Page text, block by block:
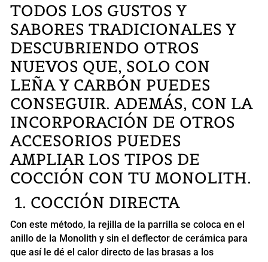
TODOS LOS GUSTOS Y
SABORES TRADICIONALES Y
DESCUBRIENDO OTROS
NUEVOS QUE, SOLO CON
LEÑA Y CARBÓN PUEDES
CONSEGUIR. ADEMÁS, CON LA
INCORPORACIÓN DE OTROS
ACCESORIOS PUEDES
AMPLIAR LOS TIPOS DE
COCCIÓN CON TU MONOLITH.
1. COCCIÓN DIRECTA
Con este método, la rejilla de la parrilla se coloca en el
anillo de la Monolith y sin el deflector de cerámica para
que así le dé el calor directo de las brasas a los